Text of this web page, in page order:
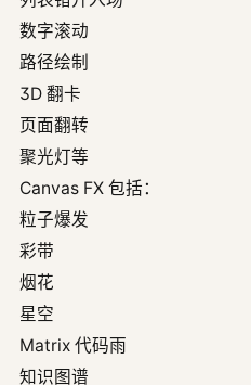
数字滚动
路径绘制
3D 翻卡
页面翻转
聚光灯等
Canvas FX 包括：
粒子爆发
彩带
烟花
星空
Matrix 代码雨
知识图谱